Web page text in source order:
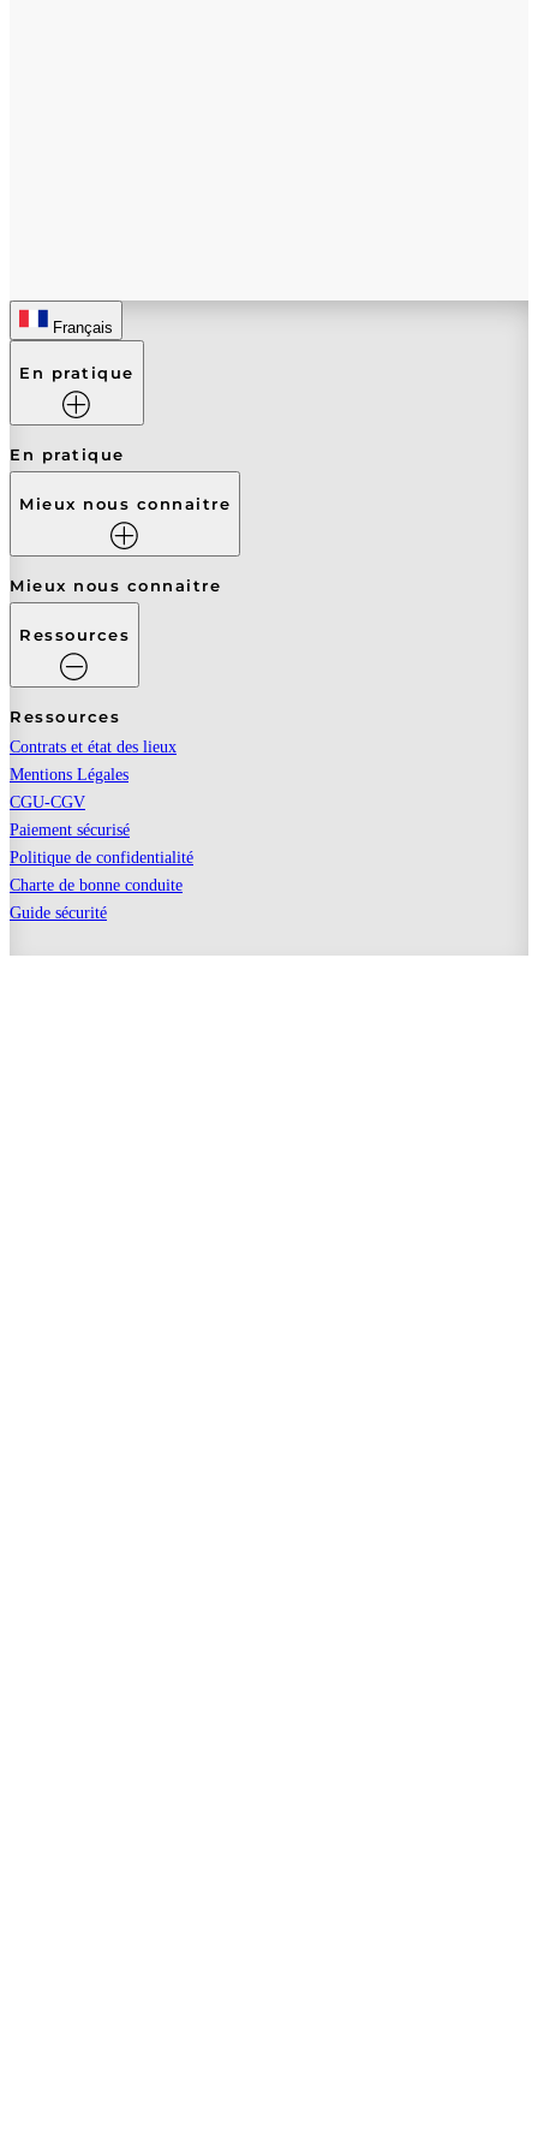
Français
En pratique
En pratique
Mieux nous connaitre
Mieux nous connaitre
Ressources
Ressources
Contrats et état des lieux
Mentions Légales
CGU-CGV
Paiement sécurisé
Politique de confidentialité
Charte de bonne conduite
Guide sécurité